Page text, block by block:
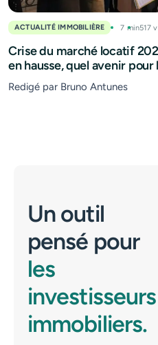
ACTUALITÉ IMMOBILIÈRE 7 min517
Crise du marché locatif
en hausse, quel avenir pour
Redigé par Bruno Antunes
Un outil
pensé pour
les
investisseurs
immobiliers.